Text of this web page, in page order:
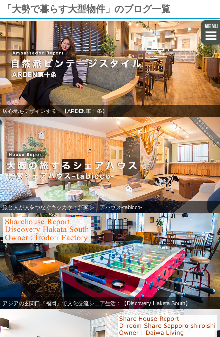
「大勢で暮らす大型物件」のブログ一覧
居心地をデザインする：【ARDEN東十条】
旅と人が人をつなぐキッカケ：絆家シェアハウス-tabicco-
アジアの玄関口『福岡』で文化交流シェア生活：【Discovery Hakata South】